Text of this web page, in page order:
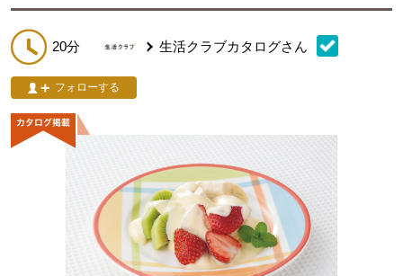
20分 生活クラブカタログさん
フォローする